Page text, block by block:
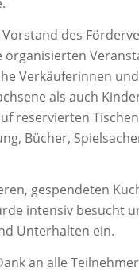
des
organisierten
Verkäuferinnen
als auch
reservierten
Bücher,
gespendeten
intensiv besucht
Unterhalten ein.
an alle